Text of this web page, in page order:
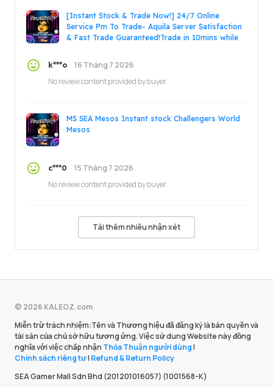
[Instant Stock & Trade Now!] 24/7 Online
Service Pm To Trade- Aquila Server Satisfaction
& Fast Trade Guaranteed!Trade in 10mins while
k***o
16 Tháng 7 2026
No review content provided by buyer.
MS SEA Mesos Instant stock Challengers World
Mesos
c***0
15 Tháng 7 2026
No review content provided by buyer.
Tải thêm nhiều nhận xét
© 2026 KALEOZ.com
Miễn trừ trách nhiệm:Tên và Thương hiệu đã đăng ký là bản quyền và
tài sản của chủ sở hữu tương ứng. Việc sử dung Website này đồng
nghĩa với việc chấp nhận Thỏa Thuận người dùng|
Chính sách riêng tư| Refund & Return Policy
SEA Gamer Mall Sdn Bhd (201201016057) (1001568-K)